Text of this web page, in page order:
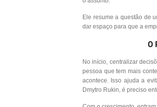
Ele resume a questão de
dar espaço para que a
O
No início, centralizar
pessoa que tem mais
acontece. Isso ajuda a
Dmytro Rukin, é preciso